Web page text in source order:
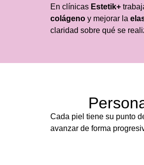
En clínicas Estetik+
colágeno y mejorar la
claridad sobre qué se
Cada piel tiene su punto
avanzar de forma